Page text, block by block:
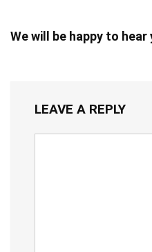
We will be happy to
LEAVE A REPLY